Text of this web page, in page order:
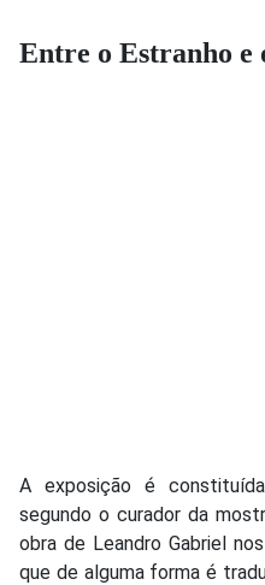
Entre o Estranho
A exposição é
segundo o curador da
obra de Leandro Gabriel
que de alguma forma é